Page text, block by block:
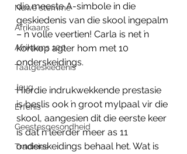
Nuwe stemme
Afrikaans
Afrikaans 100
Taalgeskiedenis
Jeug
Erfenis
Geestesgesondheid
Tradisies
die meeste A-simbole in die
geskiedenis van die skool ingepalm
– ŉ volle veertien! Carla is net ŉ
kortkop agter hom met 10
onderskeidings.
Hierdie indrukwekkende prestasie
is beslis ook ŉ groot mylpaal vir die
skool, aangesien dit die eerste keer
is dat ŉ leerder meer as 11
onderskeidings behaal het. Wat is